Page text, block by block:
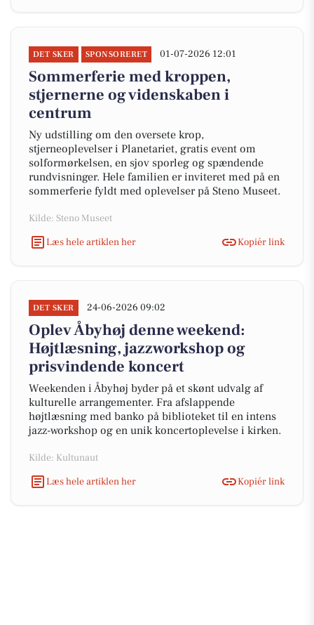
DET SKER SPONSORERET 01-07-2026 12:01
Sommerferie med kroppen,
stjernerne og videnskaben i
centrum
Ny udstilling om den oversete krop,
stjerneoplevelser i Planetariet, gratis event om
solformørkelsen, en sjov sporleg og spændende
rundvisninger. Hele familien er inviteret med på en
sommerferie fyldt med oplevelser på Steno Museet.
Kilde: Steno Museet
Læs hele artiklen her
Kopiér link
DET SKER 24-06-2026 09:02
Oplev Åbyhøj denne weekend:
Højtlæsning, jazzworkshop og
prisvindende koncert
Weekenden i Åbyhøj byder på et skønt udvalg af
kulturelle arrangementer. Fra afslappende
højtlæsning med banko på biblioteket til en intens
jazz-workshop og en unik koncertoplevelse i kirken.
Kilde: Kultunaut
Læs hele artiklen her
Kopiér link